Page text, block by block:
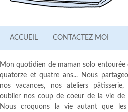
ACCUEIL CONTACTEZ MOI
Mon quotidien de maman solo entourée
quatorze et quatre ans... Nous
nos vacances, nos ateliers pâtisserie,
oublier nos coup de coeur de la vie de
Nous croquons la vie autant que les